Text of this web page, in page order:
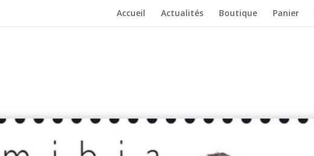
Accueil Actualités Boutique Panier